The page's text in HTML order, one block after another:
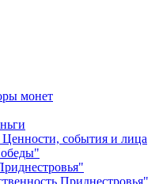
монет
события и лица
Приднестровья"